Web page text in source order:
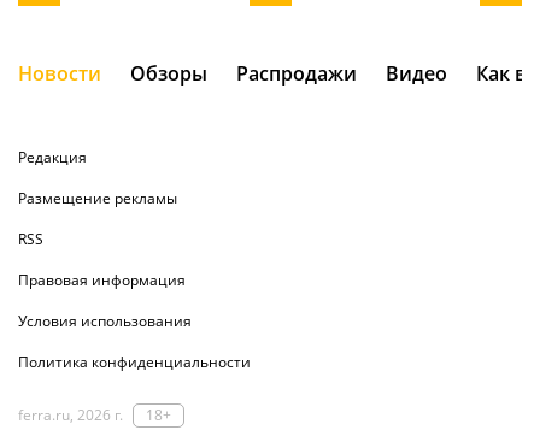
Новости Обзоры Распродажи Видео Как
Редакция
Размещение рекламы
RSS
Правовая информация
Условия использования
Политика конфиденциальности
ferra.ru, 2026 г. 18+